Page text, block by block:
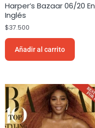
Harper’s Bazaar 06/20 En
Inglés
$37.500
Añadir al carrito